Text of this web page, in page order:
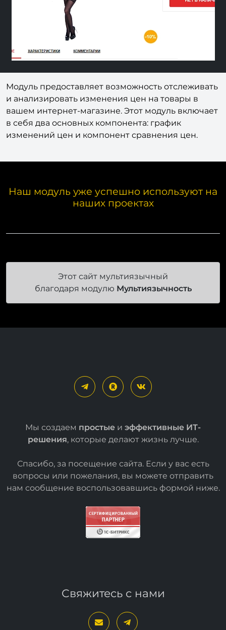
Модуль предоставляет возможность отслеживать
и анализировать изменения цен на товары в
вашем интернет-магазине. Этот модуль включает
в себя два основных компонента: график
изменений цен и компонент сравнения цен.
Наш модуль уже успешно используют на
наших проектах
Этот сайт мультиязычный
благодаря модулю Мультиязычность
Мы создаем простые и эффективные ИТ-
решения, которые делают жизнь лучше.
Спасибо, за посещение сайта. Если у вас есть
вопросы или пожелания, вы можете отправить
нам сообщение воспользовавшись формой ниже.
Свяжитесь с нами